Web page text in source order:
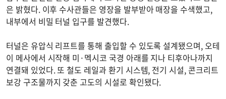
은 밝혔다. 이후 수사관들은 영장을 발부받아 매장을 수색했고,
내부에서 비밀 터널 입구를 발견했다.
터널은 유압식 리프트를 통해 출입할 수 있도록 설계됐으며, 오테
이 메사에서 시작해 미·멕시코 국경 아래를 지나 티후아나까지
연결돼 있었다. 또 철도 레일과 환기 시스템, 전기 시설, 콘크리트
보강 구조물까지 갖춘 고도의 시설로 확인됐다.